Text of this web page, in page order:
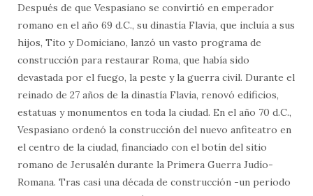
Después de que Vespasiano se convirtió en emperador
romano en el año 69 d.C., su dinastía Flavia, que incluía a sus
hijos, Tito y Domiciano, lanzó un vasto programa de
construcción para restaurar Roma, que había sido
devastada por el fuego, la peste y la guerra civil. Durante el
reinado de 27 años de la dinastía Flavia, renovó edificios,
estatuas y monumentos en toda la ciudad. En el año 70 d.C.,
Vespasiano ordenó la construcción del nuevo anfiteatro en
el centro de la ciudad, financiado con el botín del sitio
romano de Jerusalén durante la Primera Guerra Judío-
Romana. Tras casi una década de construcción -un periodo